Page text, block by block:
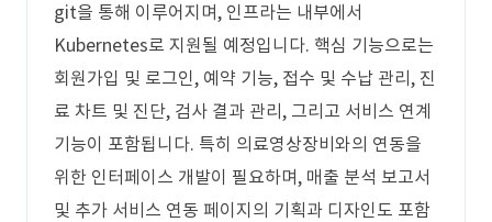
git을 통해 이루어지며, 인프라는 내부에서
Kubernetes로 지원될 예정입니다. 핵심 기능으로는
회원가입 및 로그인, 예약 기능, 접수 및 수납 관리, 진
료 차트 및 진단, 검사 결과 관리, 그리고 서비스 연계
기능이 포함됩니다. 특히 의료영상장비와의 연동을
위한 인터페이스 개발이 필요하며, 매출 분석 보고서
및 추가 서비스 연동 페이지의 기획과 디자인도 포함